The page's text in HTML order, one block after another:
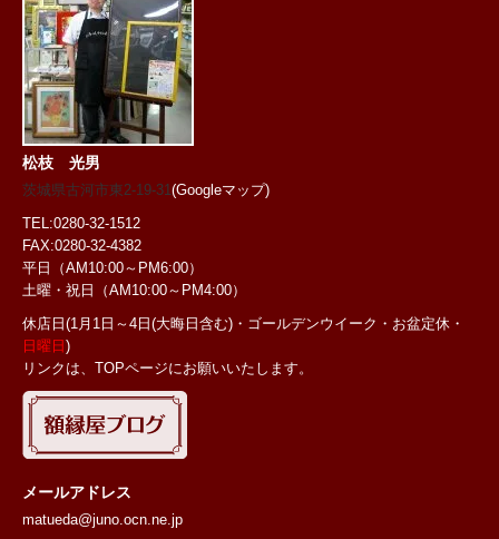
松枝 光男
茨城県古河市東2-19-31(Googleマップ)
TEL:0280-32-1512
FAX:0280-32-4382
平日（AM10:00～PM6:00）
土曜・祝日
（AM10:00～PM4:00）
休店日(1月1日～4日(大晦日含む)・ゴールデンウイーク・お盆定休・
日曜日 )
リンクは、TOPページにお願いいたします。
メールアドレス
matueda@juno.ocn.ne.jp